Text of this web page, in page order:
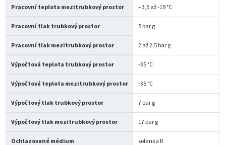
Pracovní teplota mezitrubkový prostor +3,5 až -19 °C
Pracovní tlak trubkový prostor 5 bar g
Pracovní tlak mezitrubkový prostor 2 až 2,5 bar g
Výpočtová teplota trubkový prostor -35 °C
Výpočtová teplota mezitrubkový prostor -35 °C
Výpočtový tlak trubkový prostor 7 bar g
Výpočtový tlak mezitrubkový prostor 17 bar g
Ochlazované médium solanka R